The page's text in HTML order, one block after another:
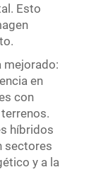
Esto
mejorado:
en
con
híbridos
sectores
y a la